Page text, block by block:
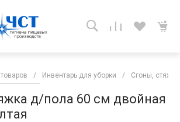
/ Инвентарь для уборки / Сгоны,
д/пола 60 см двойная